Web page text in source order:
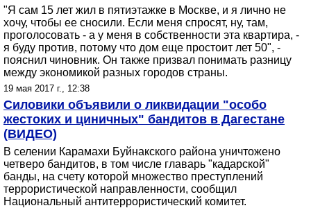
"Я сам 15 лет жил в пятиэтажке в Москве, и я лично не
хочу, чтобы ее сносили. Если меня спросят, ну, там,
проголосовать - а у меня в собственности эта квартира, -
я буду против, потому что дом еще простоит лет 50", -
пояснил чиновник. Он также призвал понимать разницу
между экономикой разных городов страны.
19 мая 2017 г., 12:38
Силовики объявили о ликвидации "особо
жестоких и циничных" бандитов в Дагестане
(ВИДЕО)
В селении Карамахи Буйнакского района уничтожено
четверо бандитов, в том числе главарь "кадарской"
банды, на счету которой множество преступлений
террористической направленности, сообщил
Национальный антитеррористический комитет.